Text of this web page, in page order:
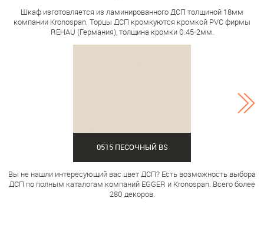
Шкаф изготовляется из ламинированного ДСП толщиной 18мм
компании Kronospan. Торцы ДСП кромкуются кромкой PVC фирмы
REHAU (Германия), толщина кромки 0.45-2мм.
0515 ПЕСОЧНЫЙ BS
Вы не нашли интересующий вас цвет ДСП? Есть возможность выбора
ДСП по полным каталогам компаний EGGER и Kronospan. Всего более
280 декоров.